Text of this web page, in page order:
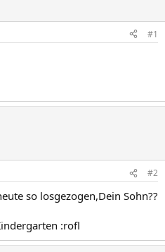
#1
#2
so losgezogen,Dein Sohn??
:rofl